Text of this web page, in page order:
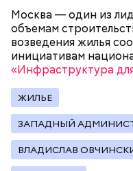
Москва — один из
объемам
возведения жилья
инициативам
«Инфраструктура
ЖИЛЬЕ
ЗАПАДНЫЙ
ВЛАДИСЛАВ
административных
суммарно
мероприятий, в
оценка качества
результате
Комитета оформили